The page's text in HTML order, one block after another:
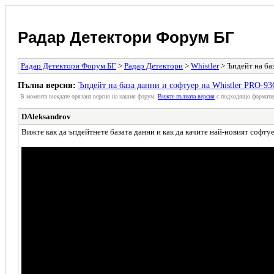
Радар Детектори Форум БГ
Радар Детектори Форум БГ > Радар Детектори > Whistler> Ъпдейт на
Пълна версия: Ъпдейт на база данни и софтуер на Whistler PRO-
В момента виждате орязана версия на нашия форум. Вижте пълната версия с подходящо
DAleksandrov
Вижте как да ъпдейтнете базата данни и как да качите най-новият